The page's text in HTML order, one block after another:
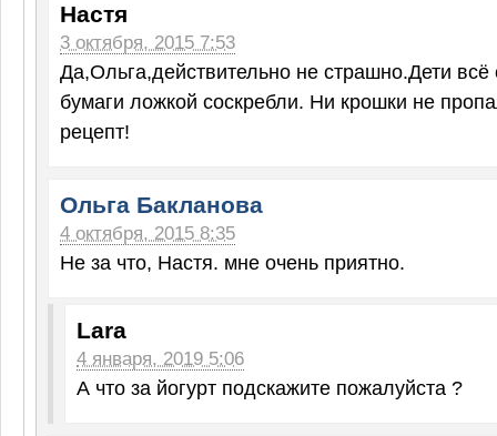
Настя
3 октября, 2015 7:53
Да,Ольга,действительно не страшно.Дети всё
бумаги ложкой соскребли. Ни крошки не
рецепт!
Ольга Бакланова
4 октября, 2015 8:35
Не за что, Настя. мне очень приятно.
Lara
4 января, 2019 5:06
А что за йогурт подскажите пожалуйста ?